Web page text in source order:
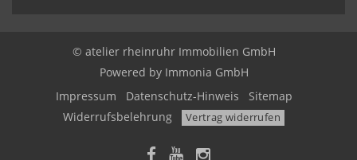
© atelier rheinruhr Immobilien GmbH
Powered by Immonia GmbH
Impressum
Datenschutz-Hinweis
Sitemap
Widerrufsbelehrung
Vertrag widerrufen